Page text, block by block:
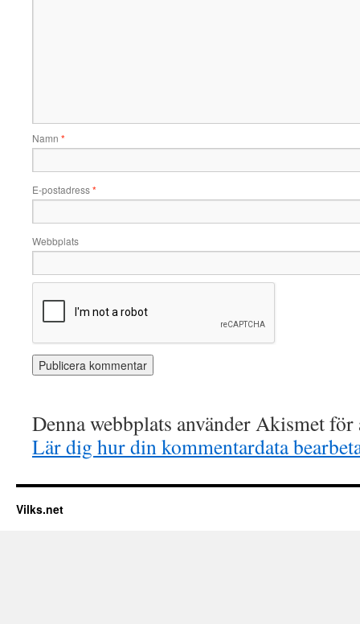
Namn *
E-postadress*
Webbplats
Denna webbplats använder Akismet
Lär dig hur din kommentardata
Vilks.net